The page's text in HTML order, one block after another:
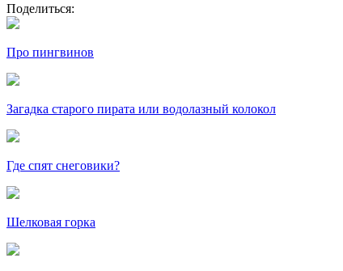
Поделиться:
Про пингвинов
Загадка старого пирата или водолазный колокол
Где спят снеговики?
Шелковая горка